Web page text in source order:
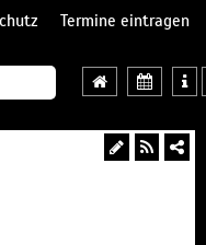
Termine eintragen